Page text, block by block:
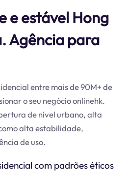
e estável Hong
Agência para
entre mais de 90M+ de
o seu negócio onlinehk.
de nível urbano, alta
alta estabilidade,
de uso.
com padrões éticos